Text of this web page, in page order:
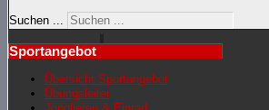
Suchen ...
Sportangebot
Übersicht Sportangebot
Übungsleiter